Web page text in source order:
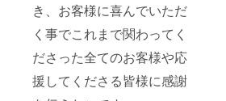
き、お客様に喜んでいただ
く事でこれまで関わってく
ださった全てのお客様や応
援してくださる皆様に感謝